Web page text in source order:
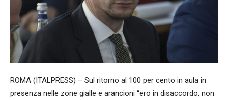
ROMA (ITALPRESS) – Sul ritorno al 100 per cento in aula in
presenza nelle zone gialle e arancioni “ero in disaccordo, non